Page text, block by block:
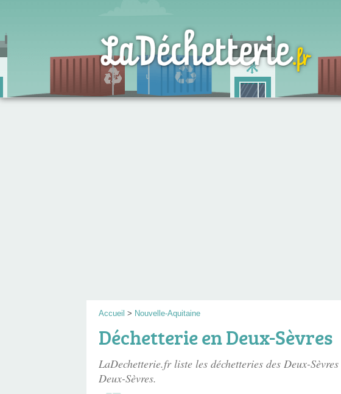
Accueil > Nouvelle-Aquitaine
Déchetterie en Deux-Sèvres
LaDechetterie.fr liste les déchetteries des Deux-Sèvres
Deux-Sèvres.